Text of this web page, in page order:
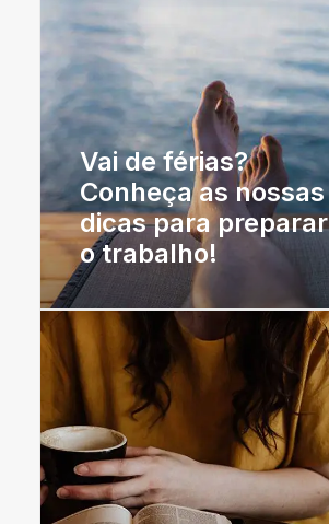
Vai de férias?
Conheça as nossas
dicas para preparar
o trabalho!